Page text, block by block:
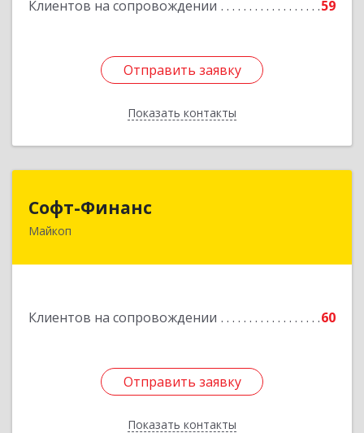
Клиентов на сопровождении 59
Отправить заявку
Показать контакты
Отправить заявку
Назад
Софт-Финанс
Майкоп
Клиентов на сопровождении 60
Отправить заявку
Показать контакты
385006, Адыгея Респ, Майкоп г, Калинина ул,
Отправить заявку
Назад